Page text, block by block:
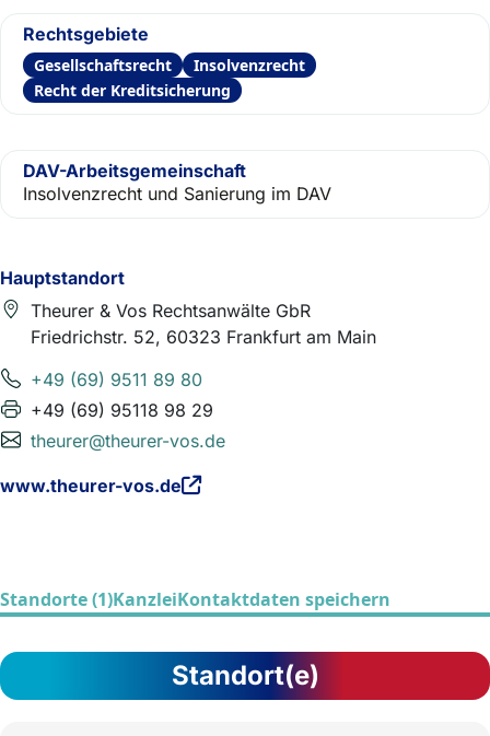
Hauptstandort
Theurer & Vos Rechtsanwälte GbR
Friedrichstr. 52, 60323 Frankfurt am Main
+49 (69) 9511 89 80
+49 (69) 95118 98 29
theurer@theurer-vos.de
www.theurer-vos.de
Rechtsgebiete
Gesellschaftsrecht
Insolvenzrecht
Recht der Kreditsicherung
DAV-Arbeitsgemeinschaft
Insolvenzrecht und Sanierung im DAV
Standorte (1)KanzleiKontaktdaten speichern
Standort(e)